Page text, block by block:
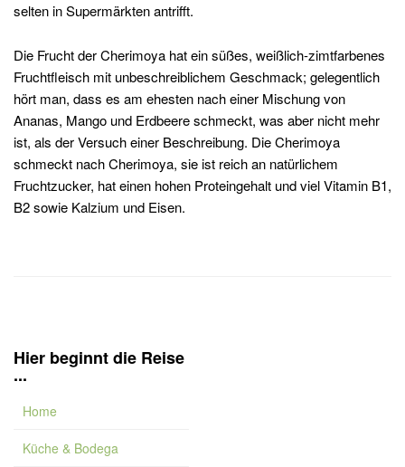
selten in Supermärkten antrifft.
Die Frucht der Cherimoya hat ein süßes, weißlich-zimtfarbenes
Fruchtfleisch mit unbeschreiblichem Geschmack; gelegentlich
hört man, dass es am ehesten nach einer Mischung von
Ananas, Mango und Erdbeere schmeckt, was aber nicht mehr
ist, als der Versuch einer Beschreibung. Die Cherimoya
schmeckt nach Cherimoya, sie ist reich an natürlichem
Fruchtzucker, hat einen hohen Proteingehalt und viel Vitamin B1,
B2 sowie Kalzium und Eisen.
Hier beginnt die Reise
...
Home
Küche & Bodega